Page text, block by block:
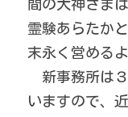
間の大神さま
霊験あらたか
末永く営める
新事務所は３
いますので、